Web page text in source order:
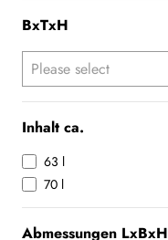
BxTxH
Inhalt ca.
63 l
70 l
Abmessungen LxBxH